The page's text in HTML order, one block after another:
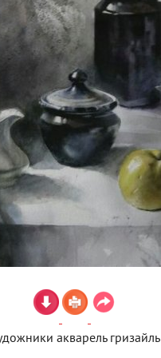
акварель гризайль